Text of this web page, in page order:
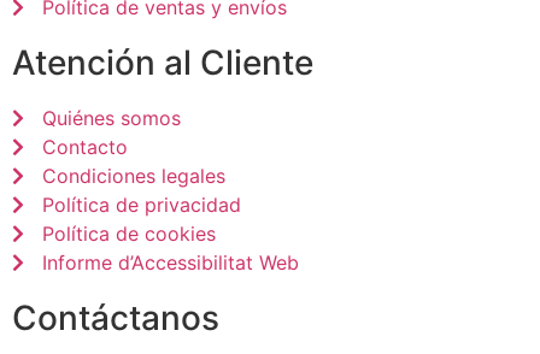
Política de ventas y envíos
Atención al Cliente
Quiénes somos
Contacto
Condiciones legales
Política de privacidad
Política de cookies
Informe d’Accessibilitat Web
Contáctanos